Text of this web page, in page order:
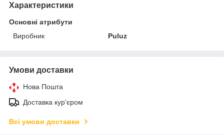
Характеристики
Основні атрибути
Виробник
Puluz
Умови доставки
Нова Пошта
Доставка кур'єром
Всі умови доставки